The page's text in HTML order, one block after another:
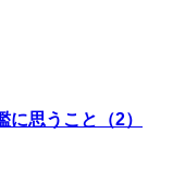
思うこと（2）